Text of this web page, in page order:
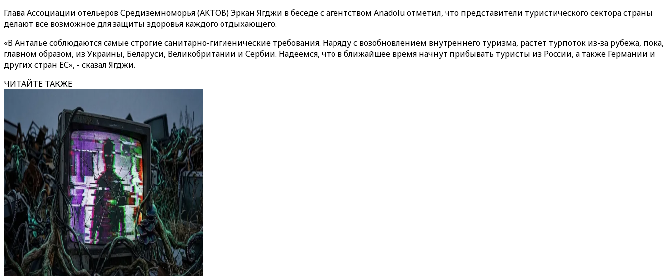
Глава Ассоциации отельеров Средиземноморья (AKTOB) Эркан Ягджи в беседе с агентством Anadolu отметил, что представители туристического сектора страны
делают все возможное для защиты здоровья каждого отдыхающего.
«В Анталье соблюдаются самые строгие санитарно-гигиенические требования. Наряду с возобновлением внутреннего туризма, растет турпоток из-за рубежа, пока,
главном образом, из Украины, Беларуси, Великобритании и Сербии. Надеемся, что в ближайшее время начнут прибывать туристы из России, а также Германии и
других стран ЕС», - сказал Ягджи.
ЧИТАЙТЕ ТАКЖЕ